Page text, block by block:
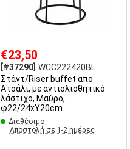
€23,50
[#37290] WCC222420BL
Στάντ/Riser buffet απο
Ατσάλι, με αντιολισθητικό
λάστιχο, Μαύρο,
φ22/24xΥ20cm
Διαθέσιμο
Αποστολή σε 1-2 ημέρες